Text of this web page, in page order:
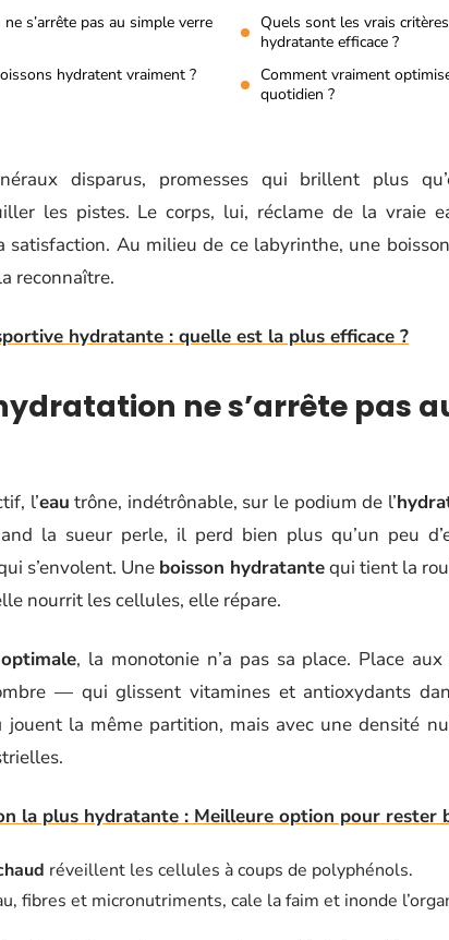
s’arrête pas au simple verre
Quels sont les vrais
hydratante efficace ?
hydratent vraiment ?
Comment vraiment
quotidien ?
disparus, promesses qui brillent plus
les pistes. Le corps, lui, réclame de la vraie
satisfaction. Au milieu de ce labyrinthe, une
reconnaître.
hydratante : quelle est la plus efficace ?
ne s’arrête pas
l’eau trône, indétrônable, sur le podium de l’
la sueur perle, il perd bien plus qu’un peu
s’envolent. Une boisson hydratantequi tient la
nourrit les cellules, elle répare.
, la monotonie n’a pas sa place. Place
— qui glissent vitamines et antioxydants
jouent la même partition, mais avec une densité
la plus hydratante : Meilleure option pour rester
réveillent les cellules à coups de polyphénols.
fibres et micronutriments, cale la faim et inonde